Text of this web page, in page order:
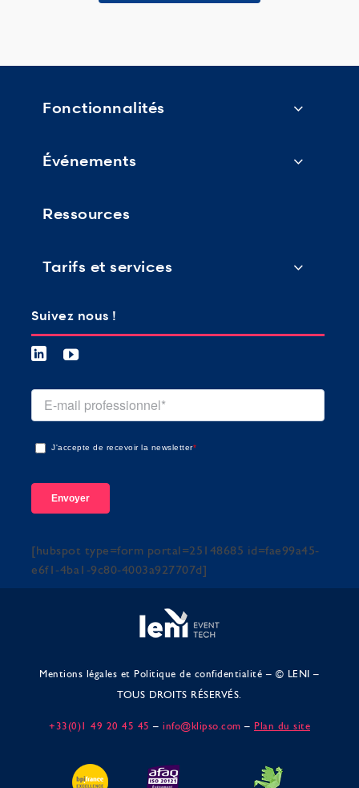
Fonctionnalités
Événements
Ressources
Tarifs et services
Suivez nous !
J'accepte de recevoir la newsletter*
[hubspot type=form portal=25148685 id=fae99a45-
e6f1-4ba1-9c80-4003a927707d]
Mentions légales et Politique de confidentialité – © LENI –
TOUS DROITS RÉSERVÉS.
+33(0)1 49 20 45 45 – info@klipso.com – Plan du site